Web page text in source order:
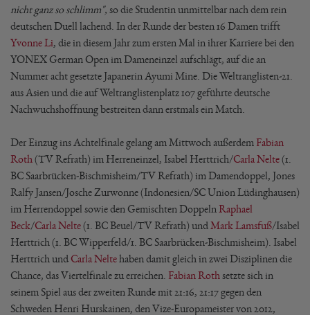
nicht ganz so schlimm", so die Studentin unmittelbar nach dem rein
deutschen Duell lachend. In der Runde der besten 16 Damen trifft
Yvonne Li, die in diesem Jahr zum ersten Mal in ihrer Karriere bei den
YONEX German Open im Dameneinzel aufschlägt, auf die an
Nummer acht gesetzte Japanerin Ayumi Mine. Die Weltranglisten-21.
aus Asien und die auf Weltranglistenplatz 107 geführte deutsche
Nachwuchshoffnung bestreiten dann erstmals ein Match.
Der Einzug ins Achtelfinale gelang am Mittwoch außerdem Fabian
Roth (TV Refrath) im Herreneinzel, Isabel Herttrich/Carla Nelte(1.
BC Saarbrücken-Bischmisheim/TV Refrath) im Damendoppel, Jones
Ralfy Jansen/Josche Zurwonne (Indonesien/SC Union Lüdinghausen)
im Herrendoppel sowie den Gemischten Doppeln Raphael
Beck/Carla Nelte(1. BC Beuel/TV Refrath) undMark Lamsfuß/Isabel
Herttrich (1. BC Wipperfeld/1. BC Saarbrücken-Bischmisheim). Isabel
Herttrich undCarla Nelte haben damit gleich in zwei Disziplinen die
Chance, das Viertelfinale zu erreichen. Fabian Roth setzte sich in
seinem Spiel aus der zweiten Runde mit 21:16, 21:17 gegen den
Schweden Henri Hurskainen, den Vize-Europameister von 2012,